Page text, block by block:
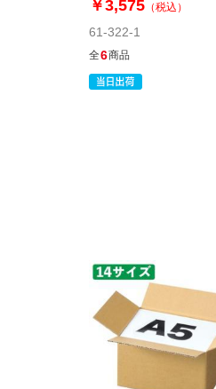
￥3,575 （税込）
61-322-1
全6商品